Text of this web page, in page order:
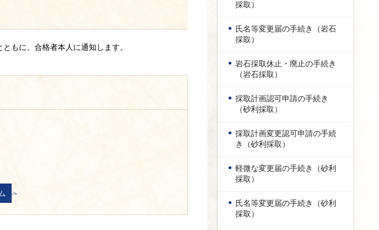
もに、合格者本人に通知します。
採取）
氏名等変更届の手続き（岩石
採取）
岩石採取休止・廃止の手続き
（岩石採取）
採取計画認可申請の手続き
（砂利採取）
採取計画変更認可申請の手続
き（砂利採取）
軽微な変更届の手続き（砂利
採取）
氏名等変更届の手続き（砂利
採取）